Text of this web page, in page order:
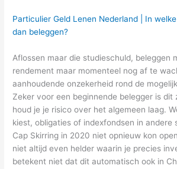
Particulier Geld Lenen Nederland | In
dan beleggen?
Aflossen maar die studieschuld, beleggen
rendement maar momenteel nog af te
aanhoudende onzekerheid rond de
Zeker voor een beginnende belegger is dit
houd je je risico over het algemeen laag.
kiest, obligaties of indexfondsen in andere
Cap Skirring in 2020 niet opnieuw kon
niet altijd even helder waarin je precies
betekent niet dat dit automatisch ook in